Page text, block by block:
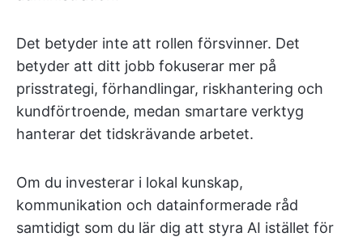
Det betyder inte att rollen försvinner. Det
betyder att ditt jobb fokuserar mer på
prisstrategi, förhandlingar, riskhantering och
kundförtroende, medan smartare verktyg
hanterar det tidskrävande arbetet.
Om du investerar i lokal kunskap,
kommunikation och datainformerade råd
samtidigt som du lär dig att styra AI istället för